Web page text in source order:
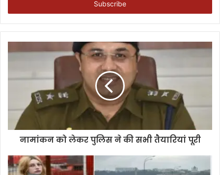
नामांकन को लेकर पुलिस ने की सभी तैयारियां पूरी